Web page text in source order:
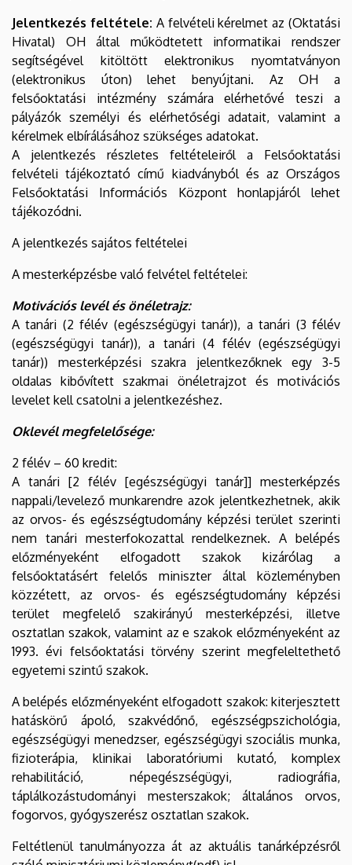
Jelentkezés feltétele: A felvételi kérelmet az (Oktatási
Hivatal) OH által működtetett informatikai rendszer
segítségével kitöltött elektronikus nyomtatványon
(elektronikus úton) lehet benyújtani. Az OH a
felsőoktatási intézmény számára elérhetővé teszi a
pályázók személyi és elérhetőségi adatait, valamint a
kérelmek elbírálásához szükséges adatokat.
A jelentkezés részletes feltételeiről a Felsőoktatási
felvételi tájékoztató című kiadványból és az Országos
Felsőoktatási Információs Központ honlapjáról lehet
tájékozódni.
A jelentkezés sajátos feltételei
A mesterképzésbe való felvétel feltételei:
Motivációs levél és önéletrajz:
A tanári (2 félév (egészségügyi tanár)), a tanári (3 félév
(egészségügyi tanár)), a tanári (4 félév (egészségügyi
tanár)) mesterképzési szakra jelentkezőknek egy 3-5
oldalas kibővített szakmai önéletrajzot és motivációs
levelet kell csatolni a jelentkezéshez.
Oklevél megfelelősége:
2 félév – 60 kredit:
A tanári [2 félév [egészségügyi tanár]] mesterképzés
nappali/levelező munkarendre azok jelentkezhetnek, akik
az orvos- és egészségtudomány képzési terület szerinti
nem tanári mesterfokozattal rendelkeznek. A belépés
előzményeként elfogadott szakok kizárólag a
felsőoktatásért felelős miniszter által közleményben
közzétett, az orvos- és egészségtudomány képzési
terület megfelelő szakirányú mesterképzési, illetve
osztatlan szakok, valamint az e szakok előzményeként az
1993. évi felsőoktatási törvény szerint megfeleltethető
egyetemi szintű szakok.
A belépés előzményeként elfogadott szakok: kiterjesztett
hatáskörű ápoló, szakvédőnő, egészségpszichológia,
egészségügyi menedzser, egészségügyi szociális munka,
fizioterápia, klinikai laboratóriumi kutató, komplex
rehabilitáció, népegészségügyi, radiográfia,
táplálkozástudományi mesterszakok; általános orvos,
fogorvos, gyógyszerész osztatlan szakok.
Feltétlenül tanulmányozza át az aktuális tanárképzésről